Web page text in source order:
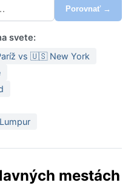
Porovnať →
svete:
vs 🇺🇸 New York
mestách